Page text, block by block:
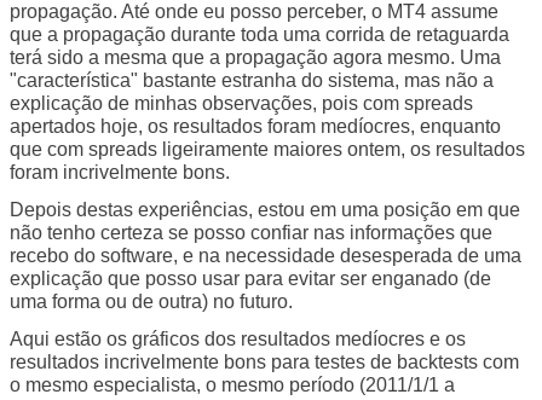
propagação. Até onde eu posso perceber, o MT4 assume
que a propagação durante toda uma corrida de retaguarda
terá sido a mesma que a propagação agora mesmo. Uma
"característica" bastante estranha do sistema, mas não a
explicação de minhas observações, pois com spreads
apertados hoje, os resultados foram medíocres, enquanto
que com spreads ligeiramente maiores ontem, os resultados
foram incrivelmente bons.
Depois destas experiências, estou em uma posição em que
não tenho certeza se posso confiar nas informações que
recebo do software, e na necessidade desesperada de uma
explicação que posso usar para evitar ser enganado (de
uma forma ou de outra) no futuro.
Aqui estão os gráficos dos resultados medíocres e os
resultados incrivelmente bons para testes de backtests com
o mesmo especialista, o mesmo período (2011/1/1 a